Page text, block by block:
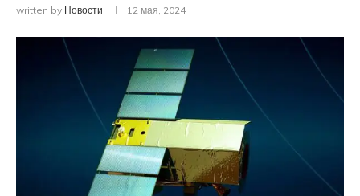
written by Новости 12 мая, 2024